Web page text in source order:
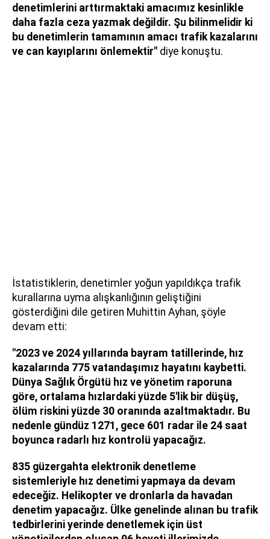
denetimlerini arttırmaktaki amacımız kesinlikle
daha fazla ceza yazmak değildir. Şu bilinmelidir ki
bu denetimlerin tamamının amacı trafik kazalarını
ve can kayıplarını önlemektir" diye konuştu.
İstatistiklerin, denetimler yoğun yapıldıkça trafik
kurallarına uyma alışkanlığının geliştiğini
gösterdiğini dile getiren Muhittin Ayhan, şöyle
devam etti:
"2023 ve 2024 yıllarında bayram tatillerinde, hız
kazalarında 775 vatandaşımız hayatını kaybetti.
Dünya Sağlık Örgütü hız ve yönetim raporuna
göre, ortalama hızlardaki yüzde 5'lik bir düşüş,
ölüm riskini yüzde 30 oranında azaltmaktadır. Bu
nedenle gündüz 1271, gece 601 radar ile 24 saat
boyunca radarlı hız kontrolü yapacağız.
835 güzergahta elektronik denetleme
sistemleriyle hız denetimi yapmaya da devam
edeceğiz. Helikopter ve dronlarla da havadan
denetim yapacağız. Ülke genelinde alınan bu trafik
tedbirlerini yerinde denetlemek için üst